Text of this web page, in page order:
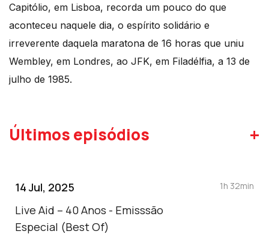
Capitólio, em Lisboa, recorda um pouco do que
aconteceu naquele dia, o espírito solidário e
irreverente daquela maratona de 16 horas que uniu
Wembley, em Londres, ao JFK, em Filadélfia, a 13 de
julho de 1985.
Últimos episódios +
14 Jul, 2025
Live Aid – 40 Anos - Emisssão
Especial (Best Of)
1h 32min